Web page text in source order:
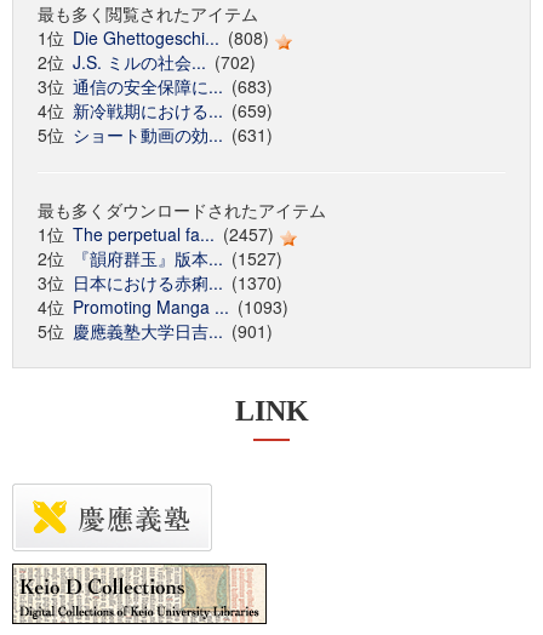
最も多く閲覧されたアイテム
1位 Die Ghettogeschi... (808)
2位 J.S. ミルの社会... (702)
3位 通信の安全保障に... (683)
4位 新冷戦期における... (659)
5位 ショート動画の効... (631)
最も多くダウンロードされたアイテム
1位 The perpetual fa... (2457)
2位
『韻府群玉』版本... (1527)
3位 日本における赤痢... (1370)
4位 Promoting Manga ... (1093)
5位 慶應義塾大学日吉... (901)
LINK